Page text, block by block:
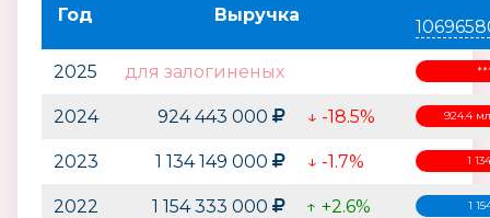
Год Выручка
2025 для залогиненых
2024 924 443 000 ↓ -18.5% 924.4
2023 1 134 149 000 ↓ -1.7% 1
2022 1 154 333 000 ↑ +2.6% 1